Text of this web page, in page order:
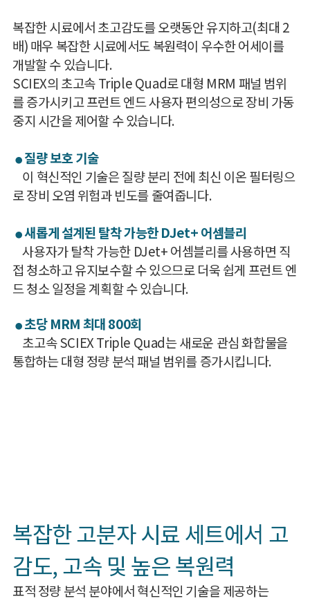
복잡한 시료에서 초고감도를 오랫동안 유지하고(최대 2
배) 매우 복잡한 시료에서도 복원력이 우수한 어세이를
개발할 수 있습니다.
SCIEX의 초고속 Triple Quad로 대형 MRM 패널 범위
를 증가시키고 프런트 엔드 사용자 편의성으로 장비 가동
중지 시간을 제어할 수 있습니다.
● 질량 보호 기술
이 혁신적인 기술은 질량 분리 전에 최신 이온 필터링으
로 장비 오염 위험과 빈도를 줄여줍니다.
●새롭게 설계된 탈착 가능한 DJet+ 어셈블리
사용자가 탈착 가능한 DJet+ 어셈블리를 사용하면 직
접 청소하고 유지보수할 수 있으므로 더욱 쉽게 프런트 엔
드 청소 일정을 계획할 수 있습니다.
● 초당 MRM 최대 800회
초고속 SCIEX Triple Quad는 새로운 관심 화합물을
통합하는 대형 정량 분석 패널 범위를 증가시킵니다.
복잡한 고분자 시료 세트에서 고
감도, 고속 및 높은 복원력
표적 정량 분석 분야에서 혁신적인 기술을 제공하는